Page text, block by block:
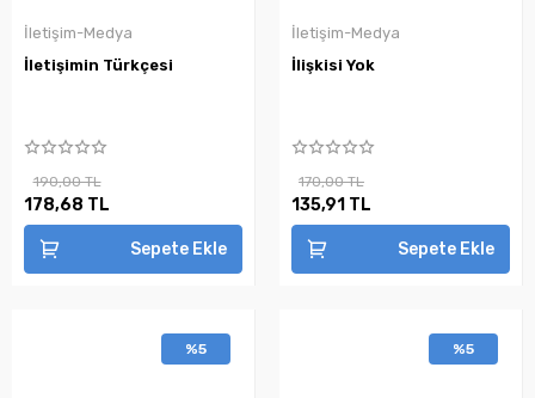
İletişim-Medya
İletişimin Türkçesi
190,00 TL
178,68 TL
Sepete Ekle
İletişim-Medya
İlişkisi Yok
170,00 TL
135,91 TL
Sepete Ekle
%5 %5